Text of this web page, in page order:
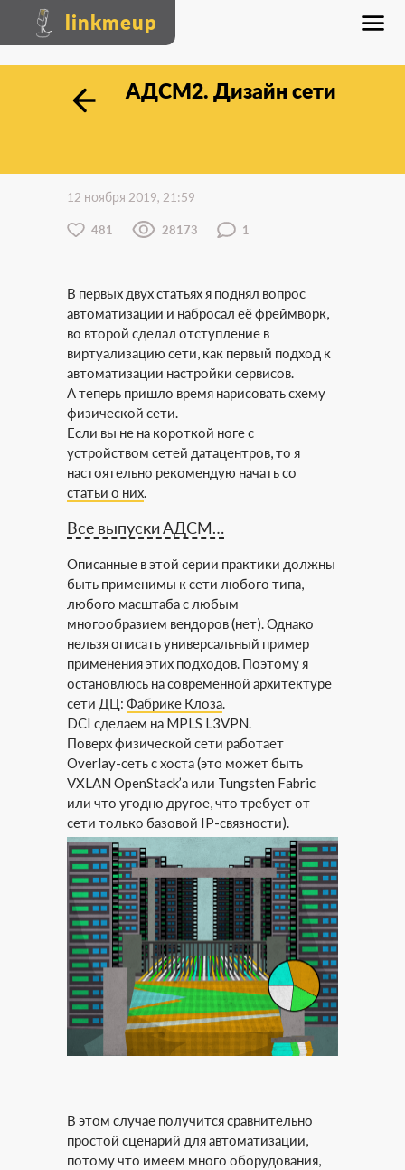
linkmeup
АДСМ2. Дизайн сети
12 ноября 2019, 21:59
481 28173 1
В первых двух статьях я поднял вопрос
автоматизации и набросал её фреймворк,
во второй сделал отступление в
виртуализацию сети, как первый подход к
автоматизации настройки сервисов.
А теперь пришло время нарисовать схему
физической сети.
Если вы не на короткой ноге с
устройством сетей датацентров, то я
настоятельно рекомендую начать со
статьи о них.
Все выпуски АДСМ…
Описанные в этой серии практики должны
быть применимы к сети любого типа,
любого масштаба с любым
многообразием вендоров (нет). Однако
нельзя описать универсальный пример
применения этих подходов. Поэтому я
остановлюсь на современной архитектуре
сети ДЦ: Фабрике Клоза.
DCI сделаем на MPLS L3VPN.
Поверх физической сети работает
Overlay-сеть с хоста (это может быть
VXLAN OpenStack’а или Tungsten Fabric
или что угодно другое, что требует от
сети только базовой IP-связности).
В этом случае получится сравнительно
простой сценарий для автоматизации,
потому что имеем много оборудования,